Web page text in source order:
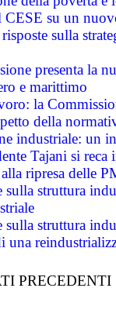
CESE su un
sulla
presenta la
e marittimo
la
della
industriale: un
Tajani si
ripresa delle
sulla struttura
sulla struttura
una
PRECEDENTI